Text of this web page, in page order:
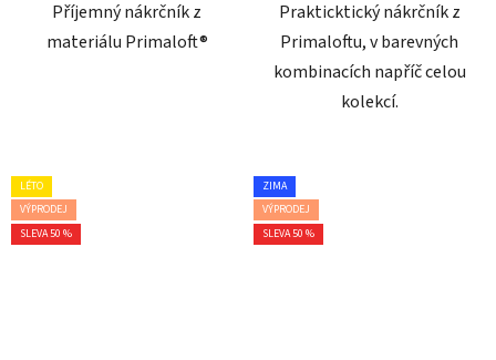
Příjemný nákrčník z
materiálu Primaloft®
Prakticktický nákrčník z
Primaloftu, v barevných
kombinacích napříč celou
kolekcí.
LÉTO
VÝPRODEJ
SLEVA 50 %
ZIMA
VÝPRODEJ
SLEVA 50 %